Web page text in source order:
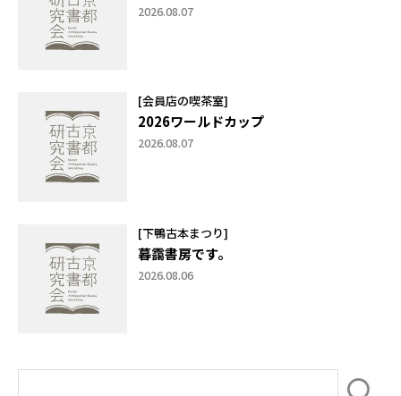
2026.08.07
[会員店の喫茶室]
2026ワールドカップ
2026.08.07
[下鴨古本まつり]
暮靄書房です。
2026.08.06